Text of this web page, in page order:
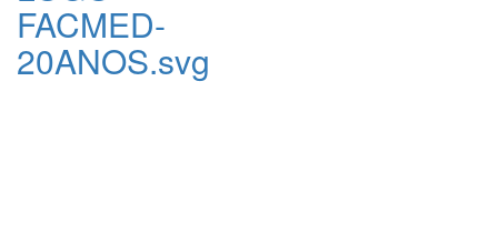
FACMED-
20ANOS.svg